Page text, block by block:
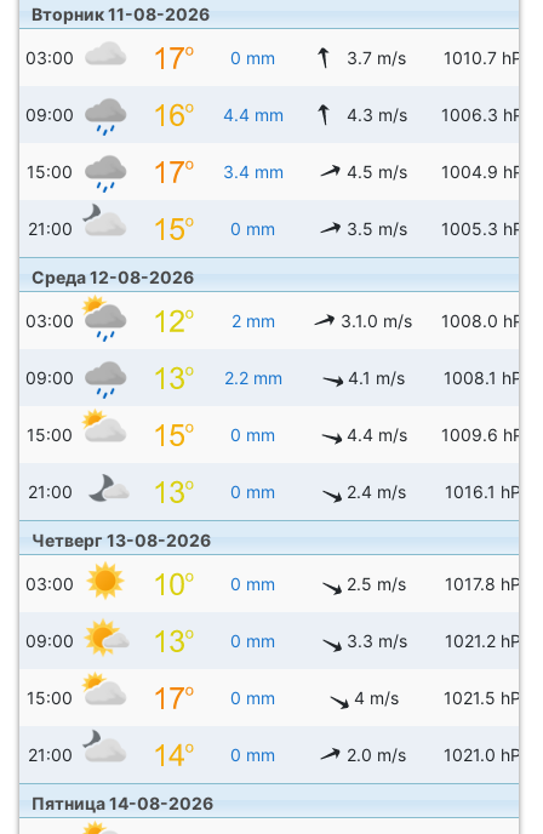
Вторник 11-08-2026
03:00 0 mm 3.7 m/s 1010.7 hPa
09:00 4.4 mm 4.3 m/s 1006.3 hPa
15:00 3.4 mm 4.5 m/s 1004.9 hPa
21:00 0 mm 3.5 m/s 1005.3 hPa
Среда 12-08-2026
03:00 2 mm 3.1.0 m/s 1008.0 hPa
09:00 2.2 mm 4.1 m/s 1008.1 hPa
15:00 0 mm 4.4 m/s 1009.6 hPa
21:00 0 mm 2.4 m/s 1016.1 hPa
Четверг 13-08-2026
03:00 0 mm 2.5 m/s 1017.8 hPa
09:00 0 mm 3.3 m/s 1021.2 hPa
15:00 0 mm 4 m/s 1021.5 hPa
21:00 0 mm 2.0 m/s 1021.0 hPa
Пятница 14-08-2026